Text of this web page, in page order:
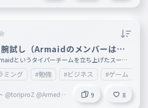
試し（Armaidのメンバーは絶
！）というタイパーチームを立ち上げたスーパ
と申します。 今回は、Armaidの腕試しタイピン
ので、プレイしてください。 別にいけなくても
コア1300位いってほしいかな... Armaidのメン
ください！（必ず） では、頑張って！
ミング #勉強 #ビジネス #ゲーム
@toriproZ @Armed創
9 8